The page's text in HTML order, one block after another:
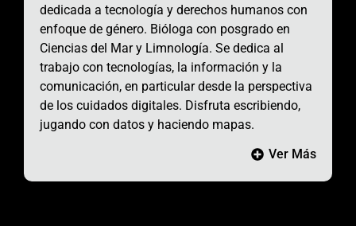
dedicada a tecnología y derechos humanos con
enfoque de género. Bióloga con posgrado en
Ciencias del Mary Limnología. Se dedica al
trabajo con tecnologías, la información y la
comunicación, en particular desde la perspectiva
de los cuidados digitales. Disfruta escribiendo,
jugando con datos y haciendo mapas.
Ver Más